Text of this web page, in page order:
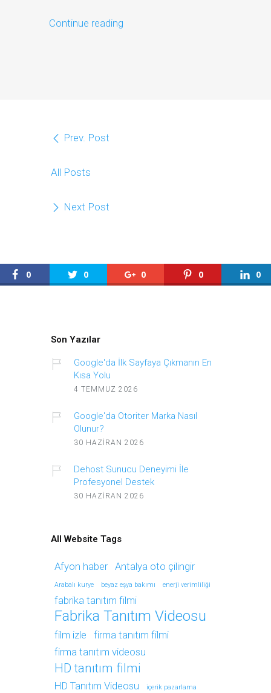
Continue reading
Prev. Post
All Posts
Next Post
0 0 0 0 0
Son Yazılar
Google'da İlk Sayfaya Çıkmanın En
Kısa Yolu
4 TEMMUZ 2026
Google'da Otoriter Marka Nasıl
Olunur?
30 HAZIRAN 2026
Dehost Sunucu Deneyimi İle
Profesyonel Destek
30 HAZIRAN 2026
All Website Tags
Afyon haber Antalya oto çilingir
Arabalı kurye beyaz eşya bakımı enerji verimliliği
fabrika tanıtım filmi
Fabrika Tanıtım Videosu
film izle
firma tanıtım filmi
firma tanıtım videosu
HD tanıtım filmi
HD Tanıtım Videosu içerik pazarlama